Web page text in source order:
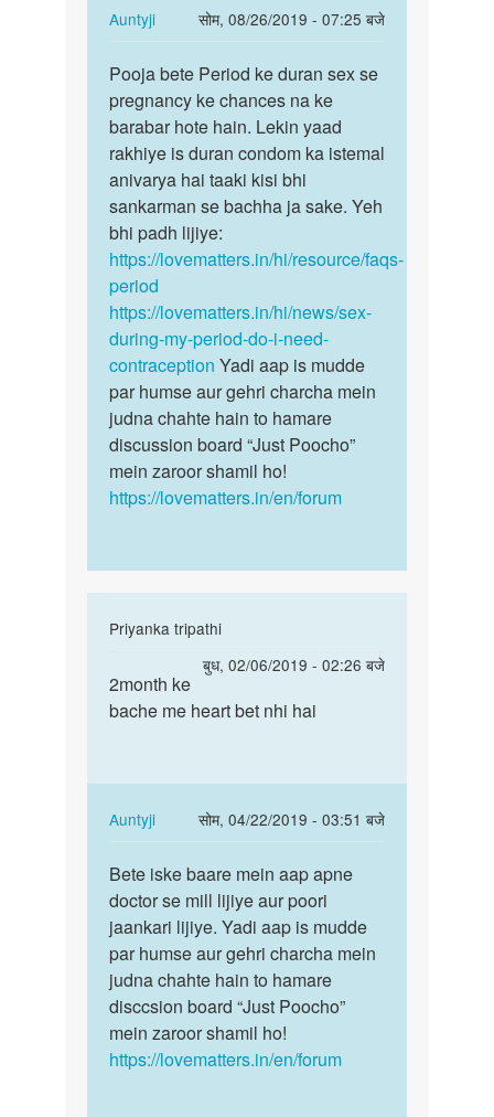
ke
by
Auntyji
Auntyji
सोम, 08/26/2019 - 07:25 बजे
In
reply
to
maine
priod
mai
sex
kiya…
by
pooja
Pooja
bete
Period
ke
duran…
Pooja bete Period ke duran sex se
pregnancy ke chances na ke
barabar hote hain. Lekin yaad
rakhiye is duran condom ka istemal
anivarya hai taaki kisi bhi
sankarman se bachha ja sake. Yeh
bhi padh lijiye:
https://lovematters.in/hi/resource/faqs-
period
https://lovematters.in/hi/news/sex-
during-my-period-do-i-need-
contraception Yadi aap is mudde
par humse aur gehri charcha mein
judna chahte hain to hamare
discussion board “Just Poocho”
mein zaroor shamil ho!
https://lovematters.in/en/forum
Priyanka tripathi
बुध, 02/06/2019 - 02:26 बजे
In
to
2moth
h
baby
ki
by
Anonymous
2month
ke
heart…
2month ke
bache me heart bet nhi hai
Auntyji
सोम, 04/22/2019 - 03:51 बजे
In
reply
to
2month
ke
bache
me
heart…
by
Priyanka
Bete
iske
baare
mein
aap…
Bete iske baare mein aap apne
doctor se mill lijiye aur poori
jaankari lijiye. Yadi aap is mudde
par humse aur gehri charcha mein
judna chahte hain to hamare
disccsion board “Just Poocho”
mein zaroor shamil ho!
https://lovematters.in/en/forum